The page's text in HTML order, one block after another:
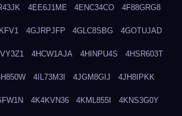
4EE6J1ME 4ENC34CO 4F88GRG8
4GJRPJFP 4GLC8SBG 4GOTUJAD
4HCW1AJA 4HINPU4S 4HSR603T
4IL73M3I 4JGM8GIJ 4JH8IPKK
4K4KVN36 4KML855I 4KNS3G0Y